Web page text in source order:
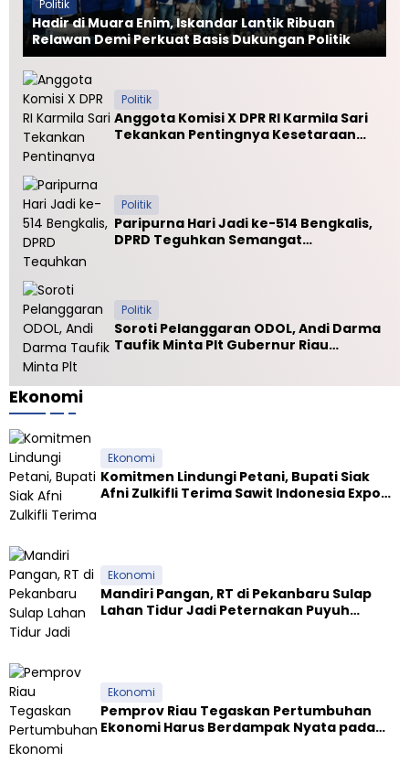
Politik
Hadir di Muara Enim, Iskandar Lantik Ribuan
Relawan Demi Perkuat Basis Dukungan Politik
Politik
Anggota Komisi X DPR RI Karmila Sari
Tekankan Pentingnya Kesetaraan
Politik
Paripurna Hari Jadi ke-514 Bengkalis,
DPRD Teguhkan Semangat
Politik
Soroti Pelanggaran ODOL, Andi Darma
Taufik Minta Plt Gubernur Riau
Ekonomi
Ekonomi
Komitmen Lindungi Petani, Bupati Siak
Afni Zulkifli Terima Sawit Indonesia Expo
Ekonomi
Mandiri Pangan, RT di Pekanbaru Sulap
Lahan Tidur Jadi Peternakan Puyuh
Ekonomi
Pemprov Riau Tegaskan Pertumbuhan
Ekonomi Harus Berdampak Nyata pada